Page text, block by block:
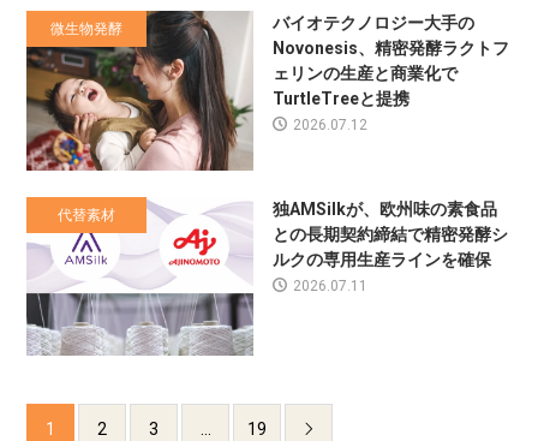
微生物発酵
バイオテクノロジー大手の
Novonesis、精密発酵ラクトフ
ェリンの生産と商業化で
TurtleTreeと提携
2026.07.12
代替素材
独AMSilkが、欧州味の素食品
との長期契約締結で精密発酵シ
ルクの専用生産ラインを確保
2026.07.11
1 2 3 19 